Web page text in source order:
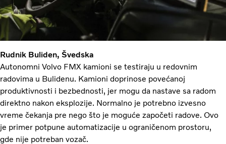
Rudnik Buliden, Švedska
Autonomni Volvo FMX kamioni se testiraju u redovnim
radovima u Bulidenu. Kamioni doprinose povećanoj
produktivnosti i bezbednosti, jer mogu da nastave sa radom
direktno nakon eksplozije. Normalno je potrebno izvesno
vreme čekanja pre nego što je moguće započeti radove. Ovo
je primer potpune automatizacije u ograničenom prostoru,
gde nije potreban vozač.